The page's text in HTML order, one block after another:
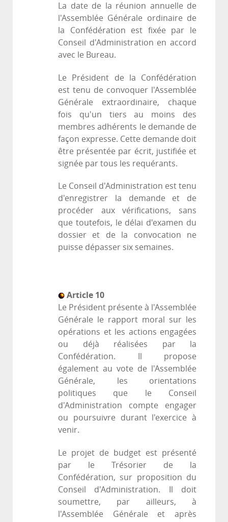
La date de la réunion annuelle de
l'Assemblée Générale ordinaire de
la Confédération est fixée par le
Conseil d'Administration en accord
avec le Bureau.
Le Président de la Confédération
est tenu de convoquer l'Assemblée
Générale extraordinaire, chaque
fois qu'un tiers au moins des
membres adhérents le demande de
façon expresse. Cette demande doit
être présentée par écrit, justifiée et
signée par tous les requérants.
Le Conseil d'Administration est tenu
d'enregistrer la demande et de
procéder aux vérifications, sans
que toutefois, le délai d'examen du
dossier et de la convocation ne
puisse dépasser six semaines.
Article 10
Le Président présente à l'Assemblée
Générale le rapport moral sur les
opérations et les actions engagées
ou déjà réalisées par la
Confédération. Il propose
également au vote de l'Assemblée
Générale, les orientations
politiques que le Conseil
d'Administration compte engager
ou poursuivre durant l'exercice à
venir.
Le projet de budget est présenté
par le Trésorier de la
Confédération, sur proposition du
Conseil d'Administration. Il doit
soumettre, par ailleurs, à
l'Assemblée Générale et après